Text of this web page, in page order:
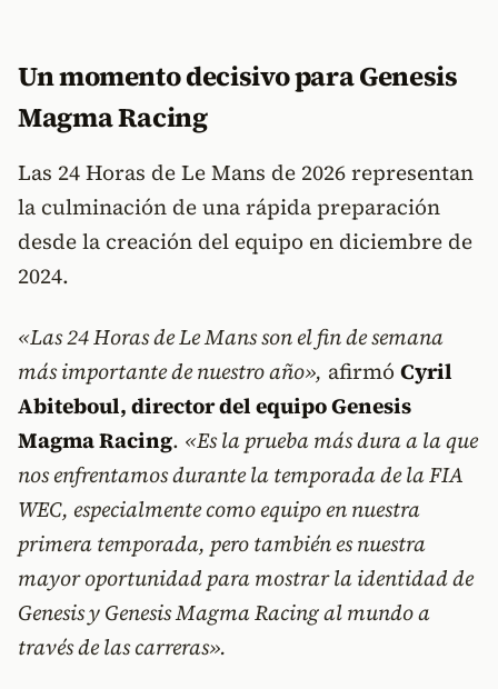
Un momento decisivo para Genesis
Magma Racing
Las 24 Horas de Le Mans de 2026 representan
la culminación de una rápida preparación
desde la creación del equipo en diciembre de
2024.
«Las 24 Horas de Le Mans son el fin de semana
más importante de nuestro año», afirmó Cyril
Abiteboul, director del equipo Genesis
Magma Racing. «Es la prueba más dura a la que
nos enfrentamos durante la temporada de la FIA
WEC, especialmente como equipo en nuestra
primera temporada, pero también es nuestra
mayor oportunidad para mostrar la identidad de
Genesis y Genesis Magma Racing al mundo a
través de las carreras».